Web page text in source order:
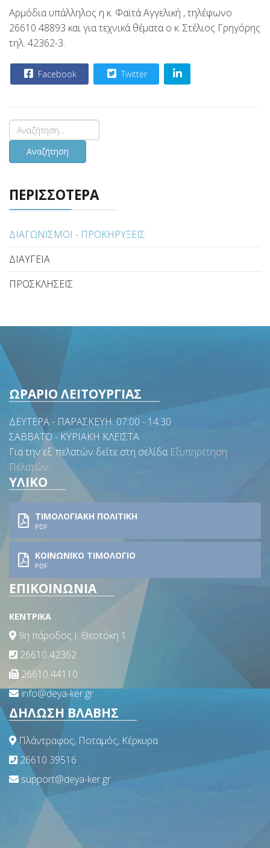
Αρμόδια υπάλληλος η κ. Φαϊτά Αγγελική , τηλέφωνο
26610 48893 και για τεχνικά θέματα ο κ. Στέλιος Γρηγόρης
τηλ. 42362-3.
Facebook Twitter
Αναζήτηση
ΠΕΡΙΣΣΟΤΕΡΑ
ΔΙΑΓΩΝΙΣΜΟΙ - ΠΡΟΚΗΡΥΞΕΙΣ
ΔΙΑΥΓΕΙΑ
ΠΡΟΣΚΛΗΣΕΙΣ
ΩΡΑΡΙΟ ΛΕΙΤΟΥΡΓΙΑΣ
ΔΕΥΤΕΡΑ - ΠΑΡΑΣΚΕΥΗ. 07:00 - 14:30
ΣΑΒΒΑΤΟ - ΚΥΡΙΑΚΗ ΚΛΕΙΣΤΑ
Για την εξ. πελατών δείτε στη σελίδα Εξυπηρέτηση
Πελατών.
ΥΛΙΚΟ
ΤΙΜΟΛΟΓΙΑΚΗ ΠΟΛΙΤΙΚΗ
PDF
ΚΟΙΝΩΝΙΚΟ ΤΙΜΟΛΟΓΙΟ
PDF
ΕΠΙΚΟΙΝΩΝΙΑ
ΚΕΝΤΡΙΚΑ
9η πάροδος Ι. Θεοτόκη 1
26610 42362
26610 44110
info@deya-ker.gr
ΔΗΛΩΣΗ ΒΛΑΒΗΣ
Πλάντραφος, Ποταμός, Κέρκυρα
26610 39516
support@deya-ker.gr